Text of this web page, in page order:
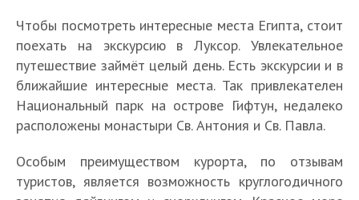
Чтобы посмотреть интересные места Египта, стоит
поехать на экскурсию в Луксор. Увлекательное
путешествие займёт целый день. Есть экскурсии и в
ближайшие интересные места. Так привлекателен
Национальный парк на острове Гифтун, недалеко
расположены монастыри Св. Антония и Св. Павла.
Особым преимуществом курорта, по отзывам
туристов, является возможность круглогодичного